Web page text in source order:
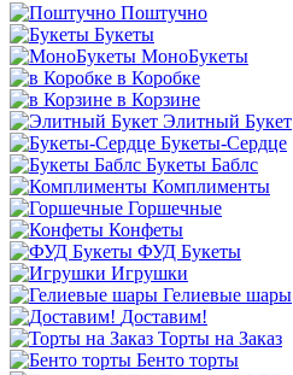
Поштучно
Букеты
МоноБукеты
в Коробке
в Корзине
Элитный Букет
Букеты-Сердце
Букеты Баблс
Комплименты
Горшечные
Конфеты
ФУД Букеты
Игрушки
Гелиевые шары
Доставим!
Торты на Заказ
Бенто торты